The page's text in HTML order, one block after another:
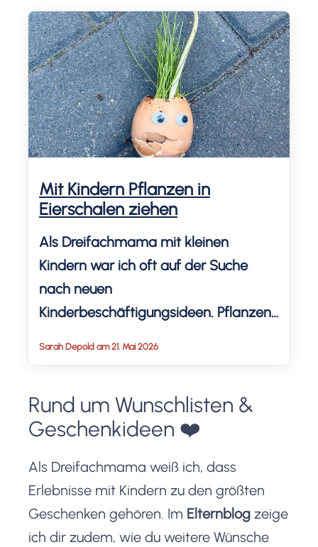
den Essbereich. Wir haben auch das
Riesenkonfetti und die Muffin-Picker
selbst gemacht: zum Download für
dich. Lass dich von unserem
Weltraum-Kindergeburtstag
inspirieren […]
Mit Kindern Pflanzen in
Eierschalen ziehen
Als Dreifachmama mit kleinen
Kindern war ich oft auf der Suche
nach neuen
Kinderbeschäftigungsideen. Pflanzen
Kindern! Welche sich gut eignen und
was du beachten kannst, lernst du im
Sarah Depold am 21. Mai 2026
Rund um Wunschlisten &
Geschenkideen ❤️
Als Dreifachmama weiß ich, dass
Erlebnisse mit Kindern zu den größten
Geschenken gehören. Im Elternblog zeige
ich dir zudem, wie du weitere Wünsche